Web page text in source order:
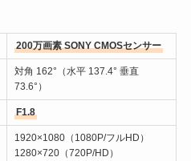
200万画素 SONY CMOSセンサー
対角 162°（水平 137.4° 垂直
73.6°）
F1.8
1920×1080（1080P/フルHD）
1280×720（720P/HD）